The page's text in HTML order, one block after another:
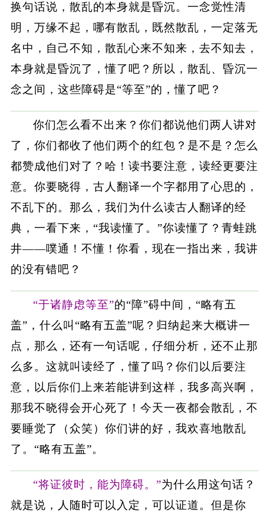
换句话说，散乱的本身就是昏沉。一念觉性清
明，万缘不起，哪有散乱，既然散乱，一定落无
名中，自己不知，散乱心来不知来，去不知去，
本身就是昏沉了，懂了吧？所以，散乱、昏沉一
念之间，这些障碍是“等至”的，懂了吧？
你们怎么看不出来？你们都说他们两人讲对
了，你们都收了他们两个的红包？是不是？怎么
都赞成他们对了？哈！读书要注意，读经更要注
意。你要晓得，古人翻译一个字都用了心思的，
不乱下的。那么，我们为什么读古人翻译的经
典，一看下来，“我读懂了。”你读懂了？青蛙跳
井——噗通！不懂！你看，现在一指出来，我讲
的没有错吧？
“于诸静虑等至”的“障”碍中间，“略有五
盖”，什么叫“略有五盖”呢？归纳起来大概讲一
点，那么，还有一句话呢，仔细分析，还不止那
么多。这就叫读经了，懂了吗？你们以后要注
意，以后你们上来若能讲到这样，我多高兴啊，
那我不晓得会开心死了！今天一夜都会散乱，不
要睡觉了（众笑）你们讲的好，我欢喜地散乱
了。“略有五盖”。
“将证彼时，能为障碍。”为什么用这句话？
就是说，人随时可以入定，可以证道。但是你